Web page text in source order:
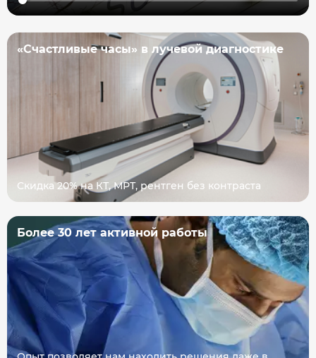
«Счастливые часы» в лучевой диагностике
Скидка 20% на КТ, МРТ, рентген без контраста
Более 30 лет активной работы